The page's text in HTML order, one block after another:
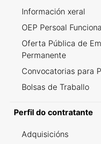
Información xeral
OEP Persoal
Oferta Pública de
Permanente
Convocatorias para
Bolsas de Traballo
Perfil do contratante
Adquisicións